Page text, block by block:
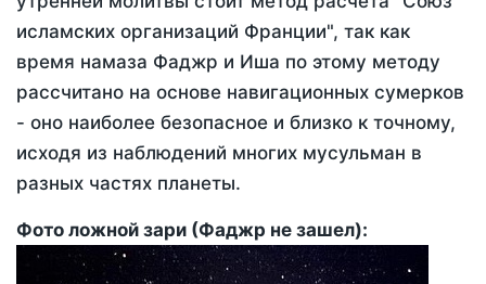
исламских организаций Франции", так как
время намаза Фаджр и Иша по этому методу
рассчитано на основе навигационных сумерков
- оно наиболее безопасное и близко к точному,
исходя из наблюдений многих мусульман в
разных частях планеты.
Фото ложной зари (Фаджр не зашел):